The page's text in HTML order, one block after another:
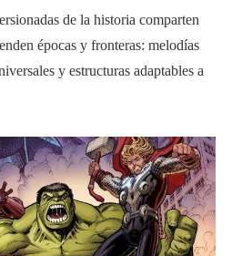
de la historia comparten
épocas y fronteras: melodías
y estructuras adaptables a